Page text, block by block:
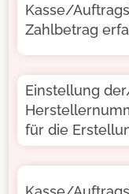
Kasse/
Zahlbetrag
Einstellung
für die